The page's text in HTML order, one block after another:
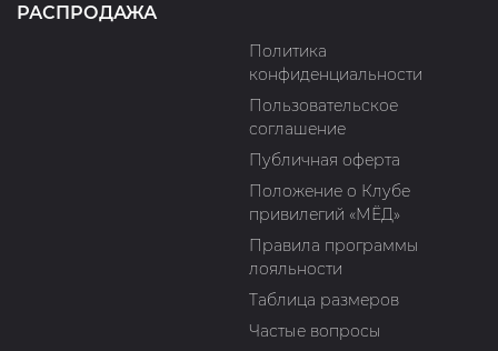
РАСПРОДАЖА
Политика
конфиденциальности
Пользовательское
соглашение
Публичная оферта
Положение о Клубе
привилегий «МЁД»
Правила программы
лояльности
Таблица размеров
Частые вопросы